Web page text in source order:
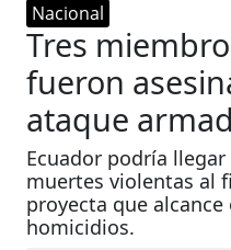
Nacional
Tres
fueron
ataque
Ecuador podría
muertes violentas al
proyecta que
homicidios.